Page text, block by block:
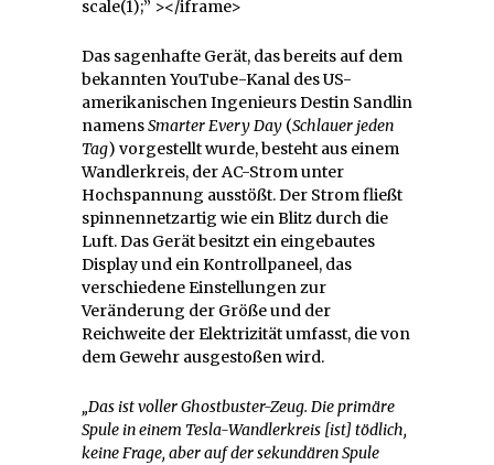
scale(1);” ></iframe>
Das sagenhafte Gerät, das bereits auf dem
bekannten YouTube-Kanal des US-
amerikanischen Ingenieurs Destin Sandlin
namensSmarter Every Day (Schlauer jeden
Tag) vorgestellt wurde, besteht aus einem
Wandlerkreis, der AC-Strom unter
Hochspannung ausstößt. Der Strom fließt
spinnennetzartig wie ein Blitz durch die
Luft. Das Gerät besitzt ein eingebautes
Display und ein Kontrollpaneel, das
verschiedene Einstellungen zur
Veränderung der Größe und der
Reichweite der Elektrizität umfasst, die von
dem Gewehr ausgestoßen wird.
„Das ist voller Ghostbuster-Zeug. Die primäre
Spule in einem Tesla-Wandlerkreis [ist] tödlich,
keine Frage, aber auf der sekundären Spule